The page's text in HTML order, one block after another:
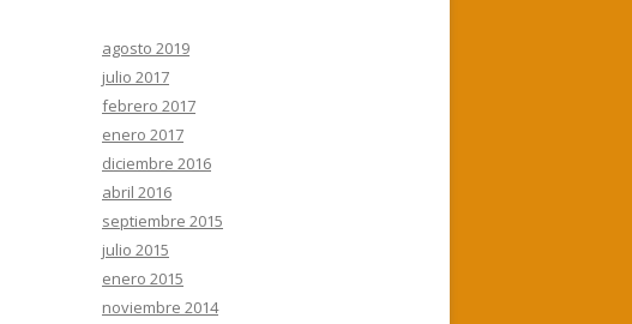
agosto 2019
julio 2017
febrero 2017
enero 2017
diciembre 2016
abril 2016
septiembre 2015
julio 2015
enero 2015
noviembre 2014